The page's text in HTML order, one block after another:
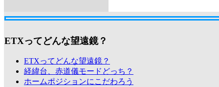
ETXってどんな望遠鏡？
ETXってどんな望遠鏡？
経緯台、赤道儀モードどっち？
ホームポジションにこだわろう